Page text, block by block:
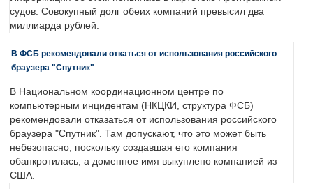
судов. Совокупный долг обеих компаний превысил два
миллиарда рублей.
В ФСБ рекомендовали откаться от использования российского
браузера "Спутник"
В Национальном координационном центре по
компьютерным инцидентам (НКЦКИ, структура ФСБ)
рекомендовали отказаться от использования российского
браузера "Спутник". Там допускают, что это может быть
небезопасно, поскольку создавшая его компания
обанкротилась, а доменное имя выкуплено компанией из
США.